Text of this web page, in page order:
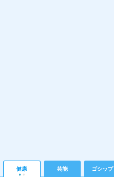
健康 芸能 ゴシップ